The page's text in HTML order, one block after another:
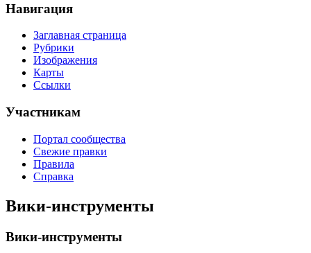
Навигация
Заглавная страница
Рубрики
Изображения
Карты
Ссылки
Участникам
Портал сообщества
Свежие правки
Правила
Справка
Вики-инструменты
Вики-инструменты